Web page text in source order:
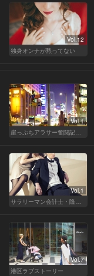
Vol.12
独身オンナが黙ってない
Vol.1
崖っぷちアラサー奮闘記 written by 内埜さくら
Vol.1
サラリーマン会計士・隆一の迷い
Vol.7
港区ラブストーリー